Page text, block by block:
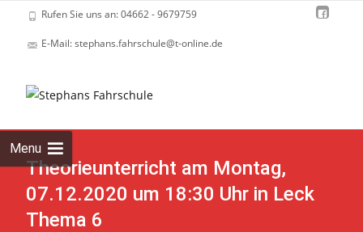
Rufen Sie uns an: 04662 - 9679759
E-Mail: stephans.fahrschule@t-online.de
Menu
Theorieunterricht am Montag,
07.12.2020 um 18:30 Uhr in Leck
Thema 6